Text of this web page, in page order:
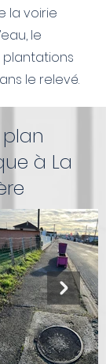
la voirie
le
plantations
le relevé.
à La